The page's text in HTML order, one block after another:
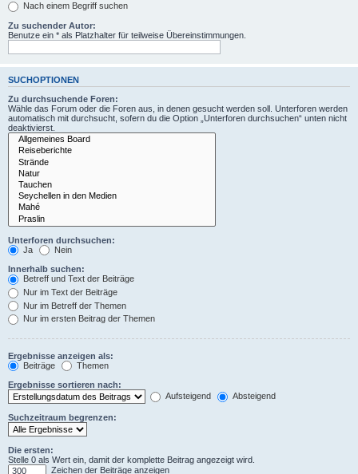
Nach einem Begriff suchen
Zu suchender Autor:
Benutze ein * als Platzhalter für teilweise Übereinstimmungen.
SUCHOPTIONEN
Zu durchsuchende Foren:
Wähle das Forum oder die Foren aus, in denen gesucht werden soll. Unterforen werden
automatisch mit durchsucht, sofern du die Option „Unterforen durchsuchen“ unten nicht
deaktivierst.
Unterforen durchsuchen:
Ja
Nein
Innerhalb suchen:
Betreff und Text der Beiträge
Nur im Text der Beiträge
Nur im Betreff der Themen
Nur im ersten Beitrag der Themen
Ergebnisse anzeigen als:
Beiträge
Themen
Ergebnisse sortieren nach:
Aufsteigend
Absteigend
Suchzeitraum begrenzen:
Die ersten:
Stelle 0 als Wert ein, damit der komplette Beitrag angezeigt wird.
Zeichen der Beiträge anzeigen